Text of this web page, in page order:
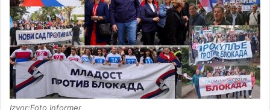
Izvor:Foto Informer